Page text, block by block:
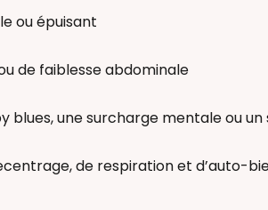
ou épuisant
de faiblesse abdominale
blues, une surcharge mentale ou
de respiration et d’auto-